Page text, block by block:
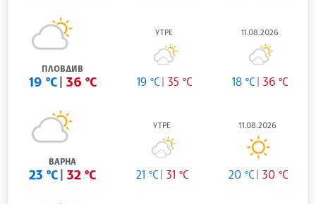
ПЛОВДИВ
19 °C 36 °C
УТРЕ
19 °C 35 °C
11.08.2026
18 °C 36 °C
ВАРНА
23 °C 32 °C
УТРЕ
21 °C 31 °C
11.08.2026
20 °C 30 °C